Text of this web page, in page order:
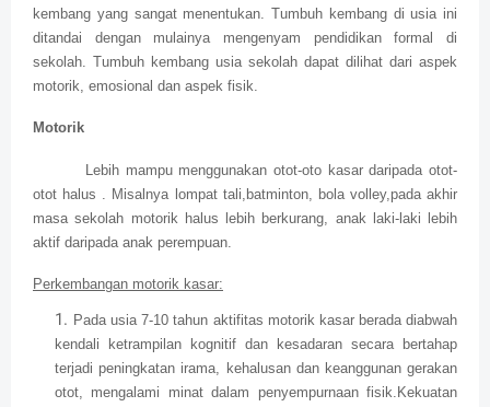
kembang yang sangat menentukan. Tumbuh kembang di usia ini
ditandai dengan mulainya mengenyam pendidikan formal di
sekolah. Tumbuh kembang usia sekolah dapat dilihat dari aspek
motorik, emosional dan aspek fisik.
Motorik
Lebih mampu menggunakan otot-oto kasar daripada otot-
otot halus . Misalnya lompat tali,batminton, bola volley,pada akhir
masa sekolah motorik halus lebih berkurang, anak laki-laki lebih
aktif daripada anak perempuan.
Perkembangan motorik kasar:
Pada usia 7-10 tahun aktifitas motorik kasar berada diabwah
kendali ketrampilan kognitif dan kesadaran secara bertahap
terjadi peningkatan irama, kehalusan dan keanggunan gerakan
otot, mengalami minat dalam penyempurnaan fisik.Kekuatan